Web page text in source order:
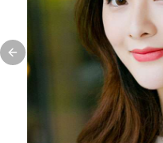
Previous slide